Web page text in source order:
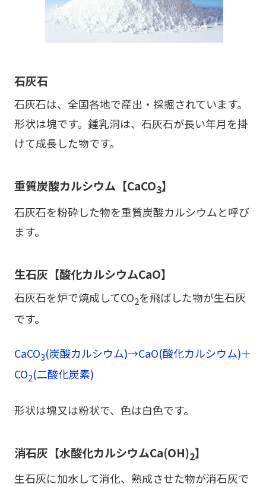
石灰石
石灰石は、全国各地で産出・採掘されています。
形状は塊です。鍾乳洞は、石灰石が長い年月を掛
けて成長した物です。
重質炭酸カルシウム【CaCO3】
石灰石を粉砕した物を重質炭酸カルシウムと呼び
ます。
生石灰【酸化カルシウムCaO】
石灰石を炉で焼成してCO2を飛ばした物が生石灰
です。
CaCO3(炭酸カルシウム)→CaO(酸化カルシウム)＋
CO2(二酸化炭素)
形状は塊又は粉状で、色は白色です。
消石灰【水酸化カルシウムCa(OH)2】
生石灰に加水して消化、熟成させた物が消石灰で